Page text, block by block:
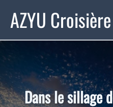
contenu
AZYU Croisière
Dans le sillage